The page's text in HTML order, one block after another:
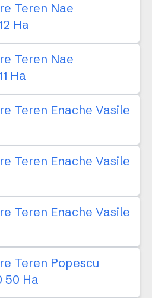
Teren Nae
Ha
Teren Nae
Ha
Teren Enache Vasile
Teren Enache Vasile
Teren Enache Vasile
Teren Popescu
50 Ha